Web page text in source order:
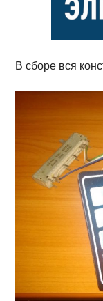
В сборе вся